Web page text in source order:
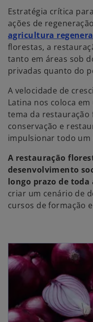
Estratégia crítica
ações de
agricultura
florestas, a
tanto em áreas sob
privadas quanto do
A velocidade de
Latina nos coloca
tema da
conservação e
impulsionar todo
A restauração
desenvolvimento
longo prazo de toda
criar um cenário de
cursos de formação